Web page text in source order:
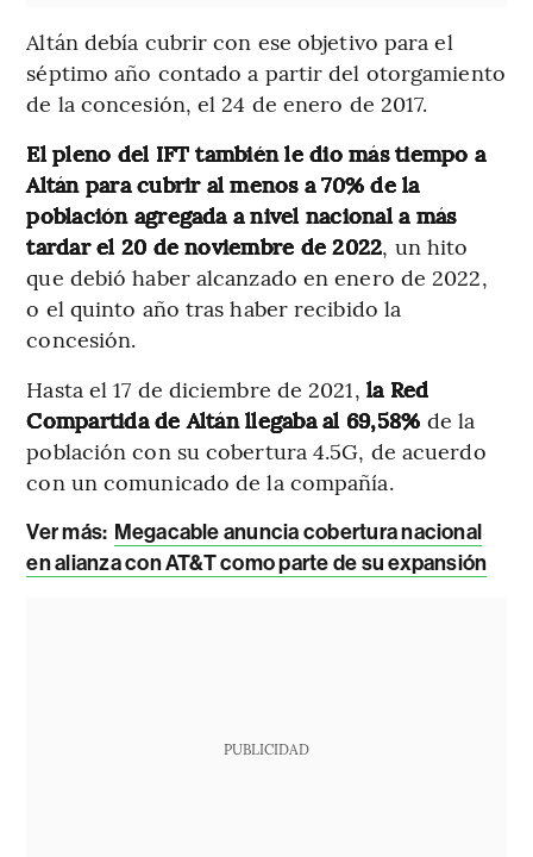
Altán debía cubrir con ese objetivo para el
séptimo año contado a partir del otorgamiento
de la concesión, el 24 de enero de 2017.
El pleno del IFT también le dio más tiempo a
Altán para cubrir al menos a 70% de la
población agregada a nivel nacional a más
tardar el 20 de noviembre de 2022, un hito
que debió haber alcanzado en enero de 2022,
o el quinto año tras haber recibido la
concesión.
Hasta el 17 de diciembre de 2021, la Red
Compartida de Altán llegaba al 69,58% de la
población con su cobertura 4.5G, de acuerdo
con un comunicado de la compañía.
Ver más: Megacable anuncia cobertura nacional
en alianza con AT&T como parte de su expansión
PUBLICIDAD